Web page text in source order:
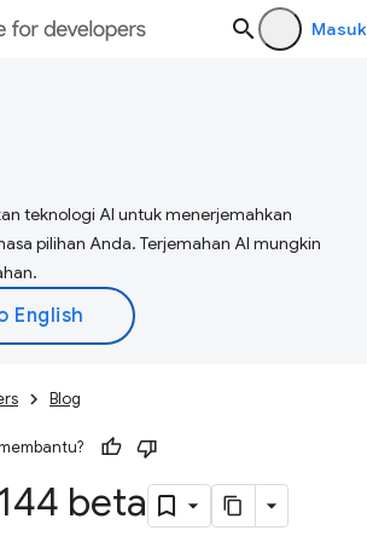
Masuk
teknologi AI untuk menerjemahkan
pilihan Anda. Terjemahan AI mungkin
Blog
beta